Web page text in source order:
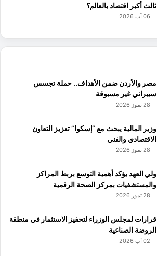
ثالث أكبر اقتصاد بالعالم؟
06 آب 2026
مصر والأردن ضمن الأهداف.. حملة تجسس
سيبراني غير مسبوقة
28 تموز 2026
وزير المالية يبحث مع “إسكوا” تعزيز التعاون
الاقتصادي والفني
28 تموز 2026
ولي العهد يؤكد أهمية التوسع بربط المراكز
والمستشفيات بمركز الصحة الرقمية
28 تموز 2026
قرارات لمجلس الوزراء لتحفيز الاستثمار في منطقة
الروضة الصناعية
02 آب 2026